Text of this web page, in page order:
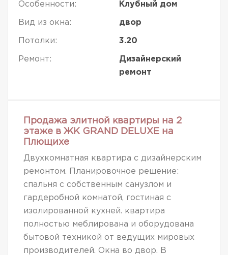
Особенности: Клубный дом
Вид из окна: двор
Потолки: 3.20
Ремонт:
Дизайнерский
ремонт
Продажа элитной квартиры на 2
этаже в ЖК GRAND DELUXE на
Плющихе
Двухкомнатная квартира с дизайнерским
ремонтом. Планировочное решение:
спальня с собственным санузлом и
гардеробной комнатой, гостиная с
изолированной кухней. квартира
полностью меблирована и оборудована
бытовой техникой от ведущих мировых
производителей. Окна во двор. В